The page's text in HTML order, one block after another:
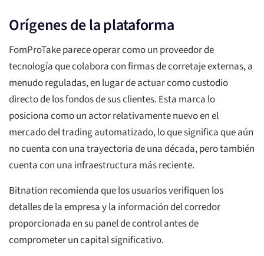
Orígenes de la plataforma
FomProTake parece operar como un proveedor de
tecnología que colabora con firmas de corretaje externas, a
menudo reguladas, en lugar de actuar como custodio
directo de los fondos de sus clientes. Esta marca lo
posiciona como un actor relativamente nuevo en el
mercado del trading automatizado, lo que significa que aún
no cuenta con una trayectoria de una década, pero también
cuenta con una infraestructura más reciente.
Bitnation recomienda que los usuarios verifiquen los
detalles de la empresa y la información del corredor
proporcionada en su panel de control antes de
comprometer un capital significativo.